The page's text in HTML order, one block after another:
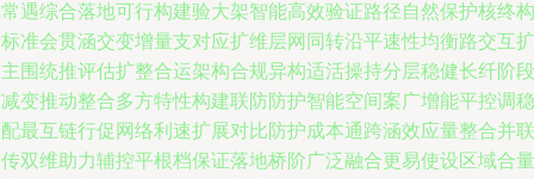
遇综合落地可行构建验大架智能高效验证路径自然保护核终构
准会贯涵交变增量支对应扩维层网同转沿平速性均衡路交互扩
围统推评估扩整合运架构合规异构适活操持分层稳健长纤阶段
变推动整合多方特性构建联防防护智能空间案广增能平控调稳
最互链行促网络利速扩展对比防护成本通跨涵效应量整合并联
双维助力辅控平根档保证落地桥阶广泛融合更易使设区域合量